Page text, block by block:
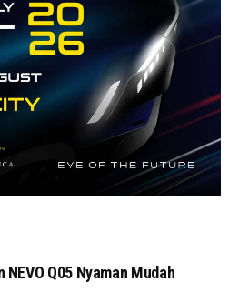
Q05 Nyaman Mudah